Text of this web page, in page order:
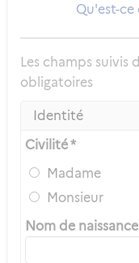
Qu'est-ce
Les champs suivis
obligatoires
Identité
Civilité *
Madame
Monsieur
Nom de